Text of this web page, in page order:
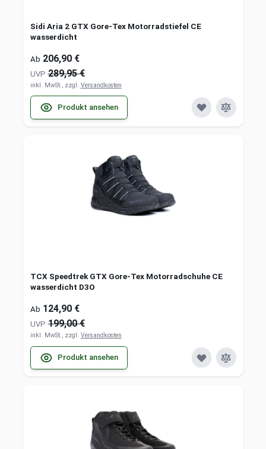
Sidi Aria 2 GTX Gore-Tex Motorradstiefel CE
wasserdicht
Ab 206,90 €
UVP 289,95 €
inkl. MwSt., zzgl. Versandkosten
Produkt ansehen
TCX Speedtrek GTX Gore-Tex Motorradschuhe CE
wasserdicht D3O
Ab 124,90 €
UVP 199,00 €
inkl. MwSt., zzgl. Versandkosten
Produkt ansehen